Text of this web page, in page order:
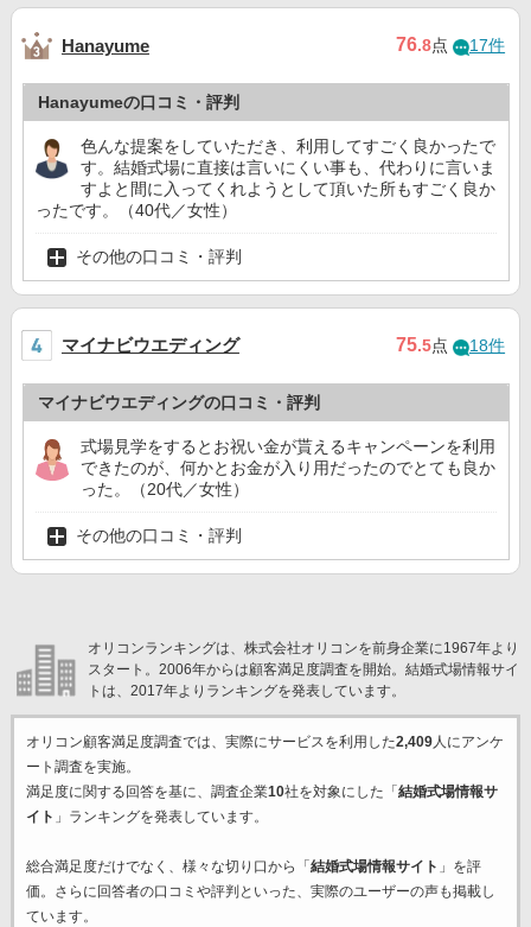
Hanayume 76.8点 17件
Hanayumeの口コミ・評判
色んな提案をしていただき、利用してすごく良かったで
す。結婚式場に直接は言いにくい事も、代わりに言いま
すよと間に入ってくれようとして頂いた所もすごく良か
ったです。（40代／女性）
その他の口コミ・評判
マイナビウエディング 75.5点 18件
マイナビウエディングの口コミ・評判
式場見学をするとお祝い金が貰えるキャンペーンを利用
できたのが、何かとお金が入り用だったのでとても良か
った。（20代／女性）
その他の口コミ・評判
オリコンランキングは、株式会社オリコンを前身企業に1967年より
スタート。2006年からは顧客満足度調査を開始。結婚式場情報サイ
トは、2017年よりランキングを発表しています。
オリコン顧客満足度調査では、実際にサービスを利用した2,409人にアンケ
ート調査を実施。
満足度に関する回答を基に、調査企業10社を対象にした「 結婚式場情報サ
イト 」ランキングを発表しています。
総合満足度だけでなく、様々な切り口から「 結婚式場情報サイト 」を評
価。さらに回答者の口コミや評判といった、実際のユーザーの声も掲載し
ています。